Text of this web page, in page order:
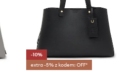
-10%
extra -5% z kodem: OFF*